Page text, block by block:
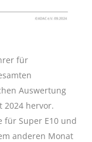
für
Auswertung
2024 hervor.
für Super E10 und
anderen Monat